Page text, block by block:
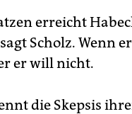
erreicht
Scholz. Wenn
er will nicht.
die Skepsis